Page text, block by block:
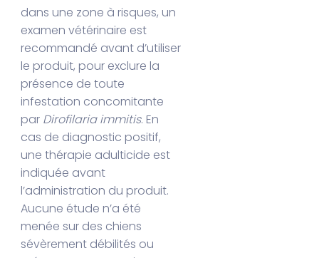
dans une zone à risques, un
examen vétérinaire est
recommandé avant d’utiliser
le produit, pour exclure la
présence de toute
infestation concomitante
par Dirofilaria immitis. En
cas de diagnostic positif,
une thérapie adulticide est
indiquée avant
l’administration du produit.
Aucune étude n’a été
menée sur des chiens
sévèrement débilités ou